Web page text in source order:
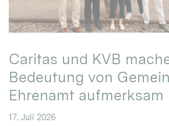
Caritas und KVB
Bedeutung von
Ehrenamt aufmerksam
17. Juli 2026